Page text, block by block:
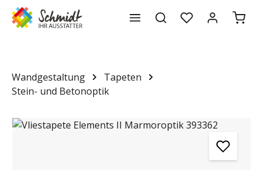
springen
Wandgestaltung
Tapeten
Stein- und Betonoptik
Bildergalerie überspringen